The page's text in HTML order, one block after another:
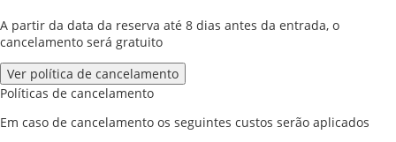
A partir da data da reserva até 8 dias antes da entrada, o
cancelamento será gratuito
Ver política de cancelamento
Políticas de cancelamento
Em caso de cancelamento os seguintes custos serão aplicados